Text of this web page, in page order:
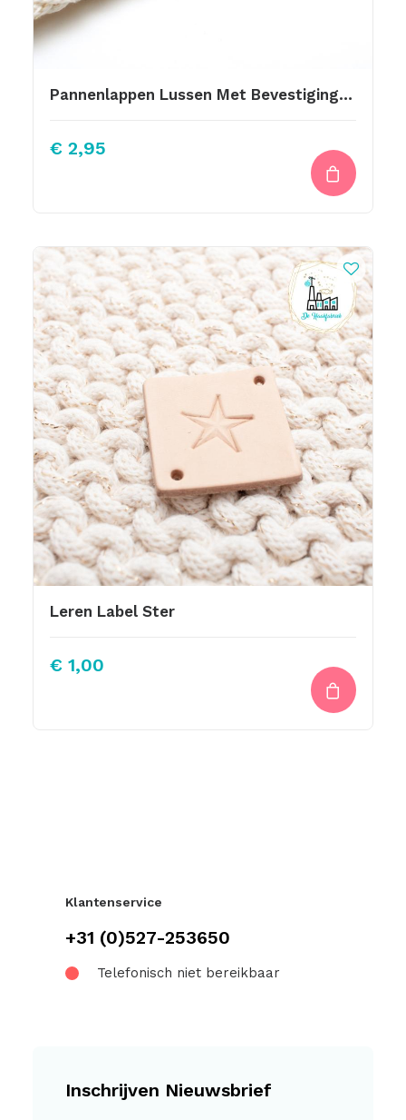
Pannenlappen Lussen Met Bevestiging Schroef Grijs Groen
€ 2,95
Leren Label Ster
€ 1,00
Klantenservice
+31 (0)527-253650
Telefonisch niet bereikbaar
Inschrijven Nieuwsbrief